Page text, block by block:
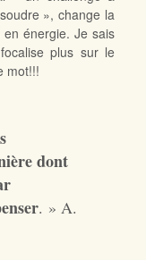
», change la
énergie. Je sais
plus sur le
mot!!!
dont
. » A.